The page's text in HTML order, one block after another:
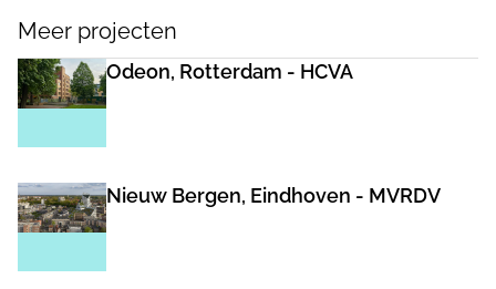
Meer projecten
Odeon, Rotterdam - HCVA
Nieuw Bergen, Eindhoven - MVRDV